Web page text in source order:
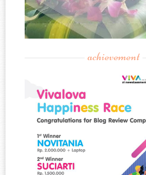
achievement